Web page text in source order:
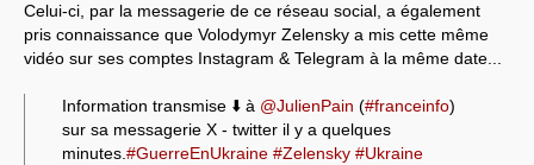
Celui-ci, par la messagerie de ce réseau social, a également
pris connaissance que Volodymyr Zelensky a mis cette même
vidéo sur ses comptes Instagram & Telegram à la même date...
Information transmise ⬇️ à @JulienPain (#franceinfo)
sur sa messagerie X - twitter il y a quelques
minutes. #GuerreEnUkraine #Zelensky #Ukraine